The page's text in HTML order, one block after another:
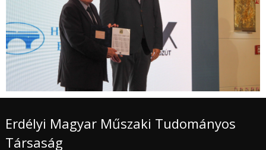
Erdélyi Magyar Műszaki Tudományos
Társaság